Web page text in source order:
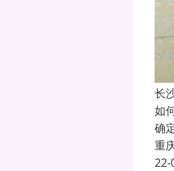
长
如
确
重
22-